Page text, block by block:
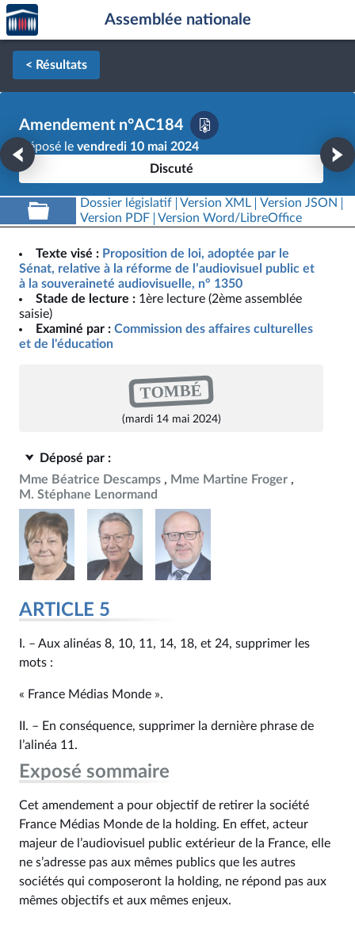
Aller au contenu
Aller en bas de la page
Accèder
à la
page
d'accueil
Assemblée nationale
< Résultats
Amendement n°AC184
Déposé le vendredi 10 mai 2024
Discuté
Dossier législatif Version XML
Version JSON
Version PDF
Version Word/LibreOffice
Texte visé : Proposition de loi, adoptée par le
Sénat, relative à la réforme de l’audiovisuel public et
à la souveraineté audiovisuelle, n° 1350
Stade de lecture : 1ère lecture (2ème assemblée
saisie)
Examiné par : Commission des affaires culturelles
et de l'éducation
TOMBÉ
(mardi 14 mai 2024)
Déposé par :
Mme Béatrice Descamps
Mme Martine Froger
M. Stéphane Lenormand
ARTICLE 5
I. – Aux alinéas 8, 10, 11, 14, 18, et 24, supprimer les
mots :
« France Médias Monde ».
II. – En conséquence, supprimer la dernière phrase de
l’alinéa 11.
Exposé sommaire
Cet amendement a pour objectif de retirer la société
France Médias Monde de la holding. En effet, acteur
majeur de l’audiovisuel public extérieur de la France, elle
ne s’adresse pas aux mêmes publics que les autres
sociétés qui composeront la holding, ne répond pas aux
mêmes objectifs et aux mêmes enjeux.